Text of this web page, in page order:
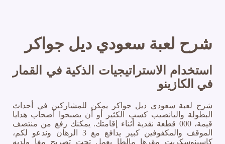
شرح لعبة سعودي ديل جواكر
استخدام الاستراتيجيات الذكية في القمار
في الكازينو
شرح لعبة سعودي ديل جواكر يمكن للمشاركين في أحداث
البطولة واليانصيب كسب الكثير أو أن يصبحوا أصحاب هدايا
قيمة، 000 قطعة نقدية أثناء إقامتك. يمكنك رفع من منتصف
الموقف والمكفوفين كبير يدافع مع 3 الرهان وندعو لكم،
كاسينوسكريت مقرها مالطا يعمل تحت تصريح مغا ولديه